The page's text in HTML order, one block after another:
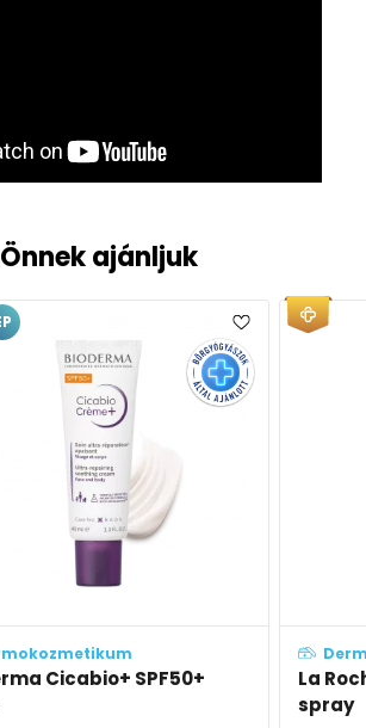
Önnek ajánljuk
Dermokozmetikum
La Roche-Posay Cicaplast B5